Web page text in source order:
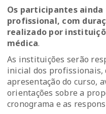
Os participantes
profissional, com
realizado por
médica.
As instituições serão
inicial dos profissionais,
apresentação do curso,
orientações sobre a
cronograma e as